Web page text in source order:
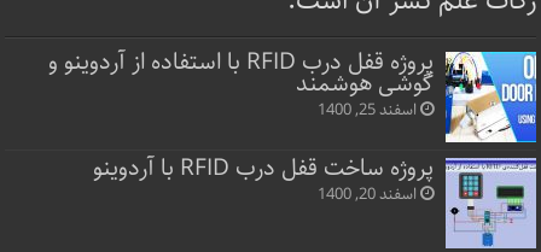
پروژه قفل‌ درب RFID با استفاده از آردوینو و
گوشی هوشمند
اسفند 25, 1400
پروژه ساخت قفل‌ درب RFID با آردوینو
اسفند 20, 1400